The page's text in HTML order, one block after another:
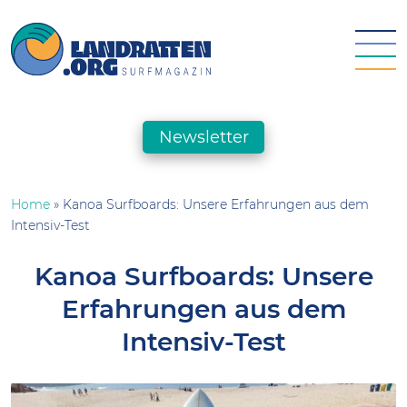
content
Newsletter
Home » Kanoa Surfboards: Unsere Erfahrungen aus dem
Intensiv-Test
Kanoa Surfboards: Unsere
Erfahrungen aus dem
Intensiv-Test